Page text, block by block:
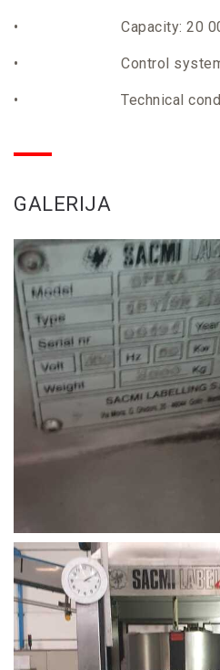
• Capacity: 20 000
• Control system:
• Technical condition:
GALERIJA